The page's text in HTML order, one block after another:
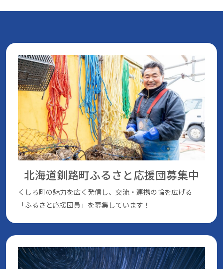
北海道釧路町ふるさと応援団募集中
くしろ町の魅⼒を広く発信し、交流・連携の輪を広げる
「ふるさと応援団員」を募集しています！